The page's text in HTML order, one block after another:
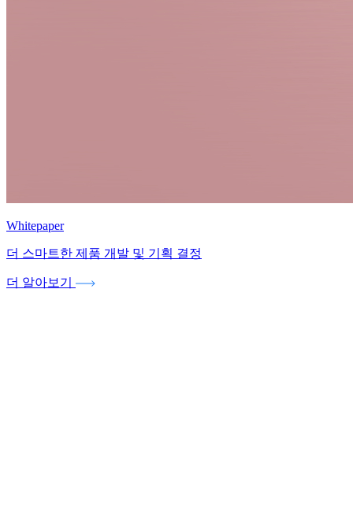
Whitepaper
더 스마트한 제품 개발 및 기획 결정
더 알아보기